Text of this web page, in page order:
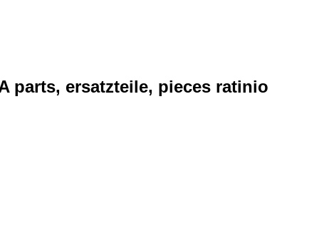
parts, ersatzteile, pieces ratinio